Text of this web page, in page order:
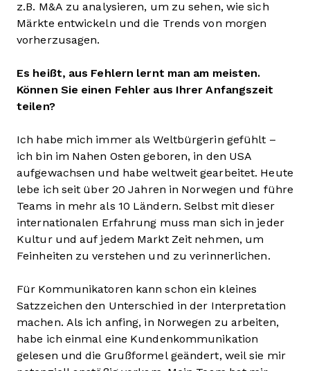
z.B. M&A zu analysieren, um zu sehen, wie sich
Märkte entwickeln und die Trends von morgen
vorherzusagen.
Es heißt, aus Fehlern lernt man am meisten.
Können Sie einen Fehler aus Ihrer Anfangszeit
teilen?
Ich habe mich immer als Weltbürgerin gefühlt –
ich bin im Nahen Osten geboren, in den USA
aufgewachsen und habe weltweit gearbeitet. Heute
lebe ich seit über 20 Jahren in Norwegen und führe
Teams in mehr als 10 Ländern. Selbst mit dieser
internationalen Erfahrung muss man sich in jeder
Kultur und auf jedem Markt Zeit nehmen, um
Feinheiten zu verstehen und zu verinnerlichen.
Für Kommunikatoren kann schon ein kleines
Satzzeichen den Unterschied in der Interpretation
machen. Als ich anfing, in Norwegen zu arbeiten,
habe ich einmal eine Kundenkommunikation
gelesen und die Grußformel geändert, weil sie mir